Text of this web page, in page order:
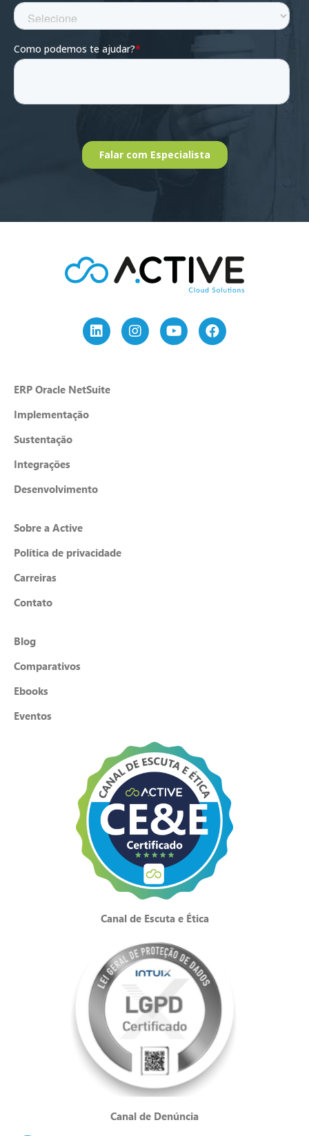
ERP Oracle NetSuite
Implementação
Sustentação
Integrações
Desenvolvimento
Sobre a Active
Política de privacidade
Carreiras
Contato
Blog
Comparativos
Ebooks
Eventos
Canal de Escuta e Ética
Canal de Denúncia